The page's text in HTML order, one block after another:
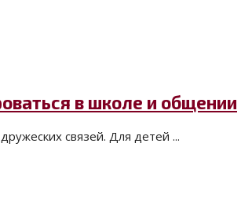
в школе и общении
связей. Для детей ...